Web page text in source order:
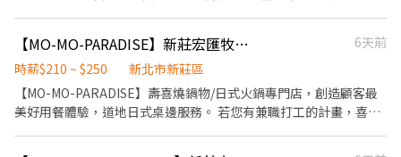
班：18:00~22:30 (排班區間另安排休息時間。) ※彈性排班可討論
喔。週六與週日正常工時出勤每小時再加5圓，國定假日除外。 ✅工
作時段說明：依店鋪營運需求排班；兼職人員每月可配合排班時數
須達60小時以上。 ✅提供免費溫馨員工餐點、交通便利通勤上班很
方便。 ✅歡迎無餐飲工作經驗、對餐飲業有熱忱的您，加入三澧餐
飲集團。 -------------------------------------------------- 『加入
趣溫暖的工作氣氛 沒相關經驗沒關係，歡迎親切有活力的你，一起
累積寶貴經驗！
【MO-MO-PARADISE】新莊宏匯牧場-內場兼職(早班,中班,晚班)C29
6天前
時薪$210 ~ $250
新北市新莊區
【MO-MO-PARADISE】壽喜燒鍋物/日式火鍋專門店，創造顧客最
美好用餐體驗，道地日式桌邊服務。 若您有兼職打工的計畫，喜歡